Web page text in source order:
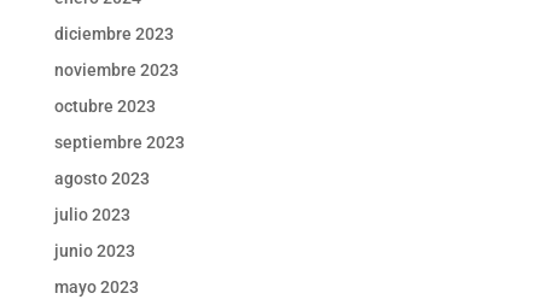
diciembre 2023
noviembre 2023
octubre 2023
septiembre 2023
agosto 2023
julio 2023
junio 2023
mayo 2023